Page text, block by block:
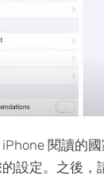
閱讀的
設定。之後，